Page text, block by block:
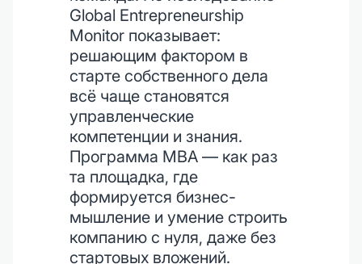
Global Entrepreneurship
Monitor показывает:
решающим фактором в
старте собственного дела
всё чаще становятся
управленческие
компетенции и знания.
Программа MBA — как раз
та площадка, где
формируется бизнес-
мышление и умение строить
компанию с нуля, даже без
стартовых вложений.